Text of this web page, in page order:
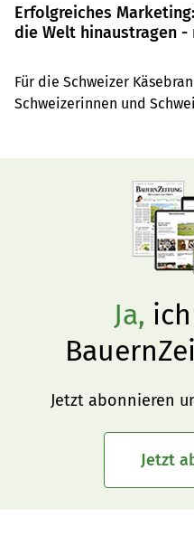
Erfolgreiches
die Welt hinaustragen
Für die Schweizer
Schweizerinnen und
Ausland, zum Beispiel in
Ja,
Jetzt abonnieren
Jetzt